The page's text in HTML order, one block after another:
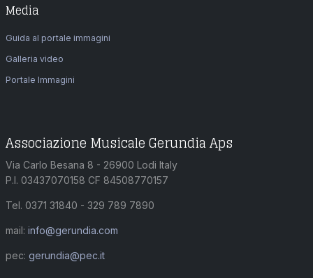
Associazione Musicale Gerundia Aps
Via Carlo Besana 8 - 26900 Lodi Italy
P.I. 03437070158 CF 84508770157
Tel. 0371 31840 - 329 789 7890
mail: info@gerundia.com
pec: gerundia@pec.it
Media
Guida al portale immagini
Galleria video
Portale Immagini